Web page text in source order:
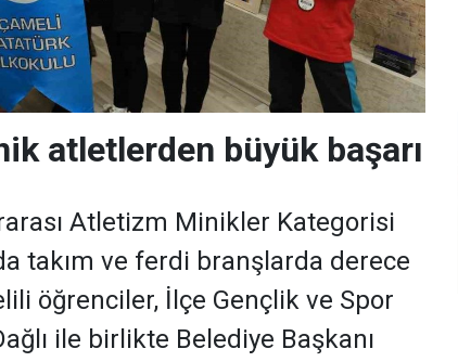
atletlerden büyük başarı
Atletizm Minikler Kategorisi
takım ve ferdi branşlarda derece
öğrenciler, İlçe Gençlik ve Spor
ile birlikte Belediye Başkanı